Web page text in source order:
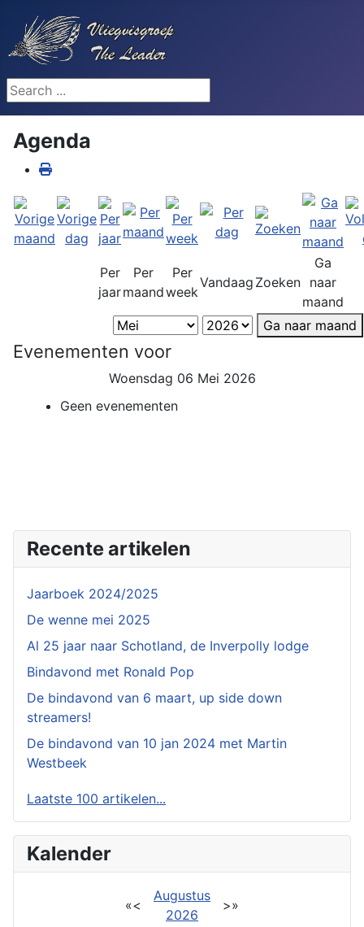
Search ...
Agenda
Per
jaar
Per
maand
Per
week
Vandaag Zoeken
Ga
naar
maand
Ga naar maand
Evenementen voor
Woensdag 06 Mei 2026
Geen evenementen
Recente artikelen
Jaarboek 2024/2025
De wenne mei 2025
Al 25 jaar naar Schotland, de Inverpolly lodge
Bindavond met Ronald Pop
De bindavond van 6 maart, up side down
streamers!
De bindavond van 10 jan 2024 met Martin
Westbeek
Laatste 100 artikelen...
Kalender
«<
Augustus
2026
>»